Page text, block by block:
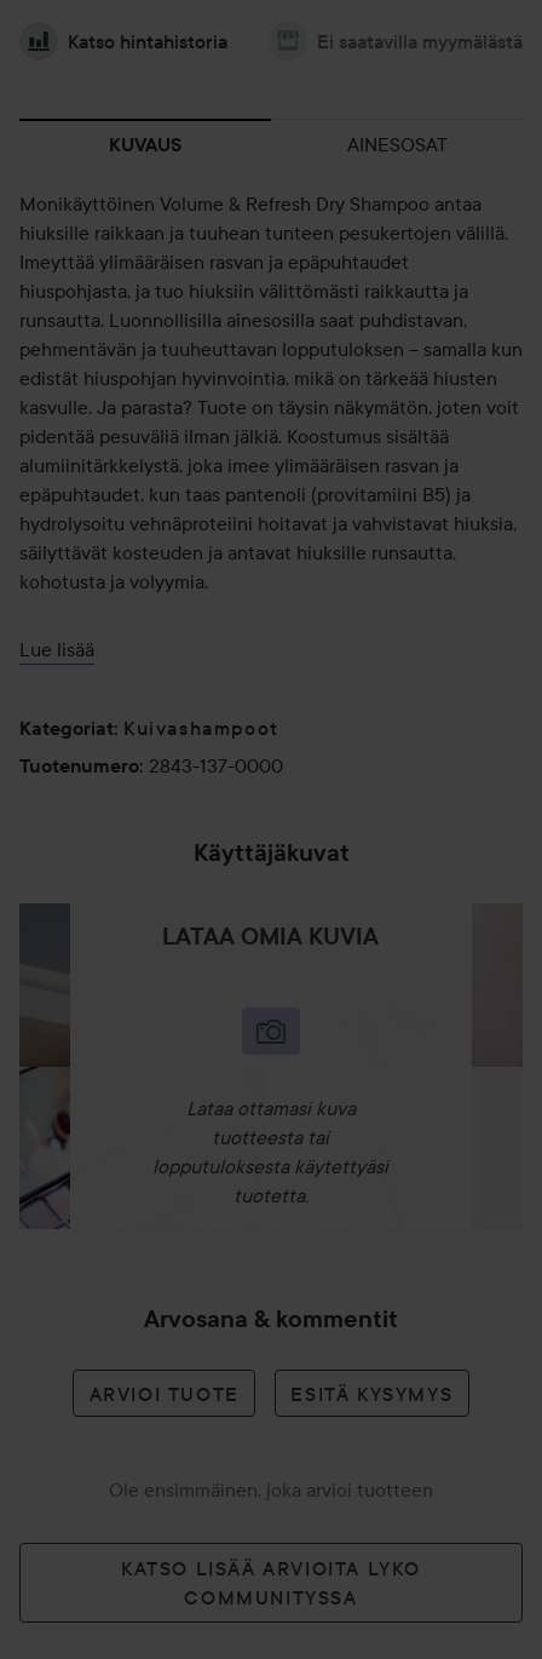
Katso hintahistoria Ei saatavilla myymälästä
KUVAUS AINESOSAT
Monikäyttöinen Volume & Refresh Dry Shampoo antaa
hiuksille raikkaan ja tuuhean tunteen pesukertojen välillä.
Imeyttää ylimääräisen rasvan ja epäpuhtaudet
hiuspohjasta, ja tuo hiuksiin välittömästi raikkautta ja
runsautta. Luonnollisilla ainesosilla saat puhdistavan,
pehmentävän ja tuuheuttavan lopputuloksen – samalla kun
edistät hiuspohjan hyvinvointia, mikä on tärkeää hiusten
kasvulle. Ja parasta? Tuote on täysin näkymätön, joten voit
pidentää pesuväliä ilman jälkiä. Koostumus sisältää
alumiinitärkkelystä, joka imee ylimääräisen rasvan ja
epäpuhtaudet, kun taas pantenoli (provitamiini B5) ja
hydrolysoitu vehnäproteiini hoitavat ja vahvistavat hiuksia,
säilyttävät kosteuden ja antavat hiuksille runsautta,
kohotusta ja volyymia.
Käyttö:
Täydellinen nopeaan freesaamiseen pesukertojen välillä.
puhtaat ja raikkaat hiukset.
50 ml
Lue lisää
Kategoriat: Kuivashampoot
Tuotenumero: 2843-137-0000
Käyttäjäkuvat
LATAA OMIA KUVIA
Lataa ottamasi kuva
tuotteesta tai
lopputuloksesta käytettyäsi
tuotetta.
Arvosana & kommentit
ARVIOI TUOTE ESITÄ KYSYMYS
Ole ensimmäinen, joka arvioi tuotteen
KATSO LISÄÄ ARVIOITA LYKO
COMMUNITYSSA